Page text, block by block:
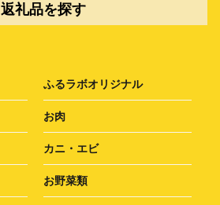
返礼品を探す
ふるラボオリジナル
お肉
カニ・エビ
お野菜類